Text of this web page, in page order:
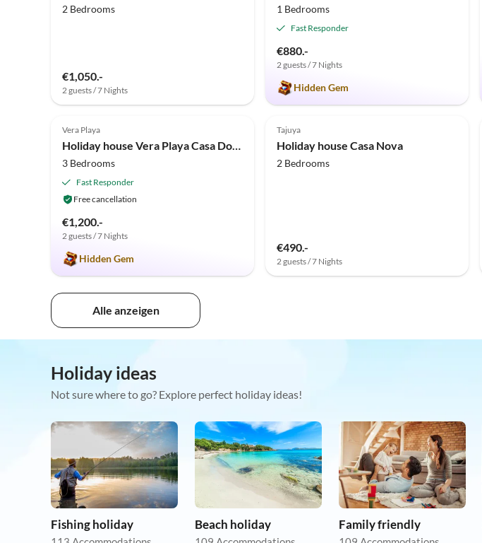
2 Bedrooms
€1,050.-
2 guests / 7 Nights
1 Bedrooms
Fast Responder
€880.-
2 guests / 7 Nights
Hidden Gem
Top-Listing
5.0 (1)
Vera Playa
Holiday house Vera Playa Casa Don Carlo
3 Bedrooms
Fast Responder
Free cancellation
€1,200.-
2 guests / 7 Nights
Hidden Gem
Top-Listing
4.3 (1)
Tajuya
Holiday house Casa Nova
2 Bedrooms
€490.-
2 guests / 7 Nights
Alle anzeigen
Holiday ideas
Not sure where to go? Explore perfect holiday ideas!
Fishing holiday Beach holiday Family friendly